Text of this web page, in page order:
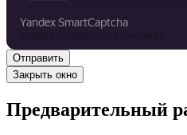
Закрыть окно
Предварительный